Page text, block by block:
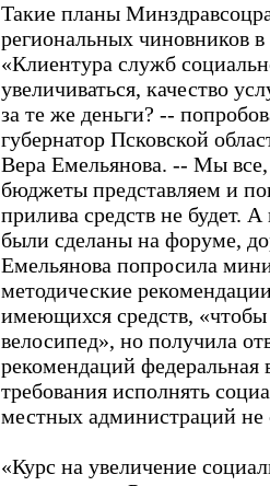
Такие планы
региональных чиновников
«Клиентура служб
увеличиваться, качество
за те же деньги? --
губернатор Псковской
Вера Емельянова. -- Мы
бюджеты представляем и
прилива средств не будет.
были сделаны на форуме,
Емельянова попросила
методические
имеющихся средств, «чтобы
велосипед», но получила
рекомендаций федеральная
требования исполнять
местных администраций не
«Курс на увеличение